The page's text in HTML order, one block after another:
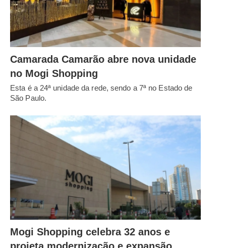
Camarada Camarão abre nova unidade
no Mogi Shopping
Esta é a 24ª unidade da rede, sendo a 7ª no Estado de
São Paulo.
Mogi Shopping celebra 32 anos e